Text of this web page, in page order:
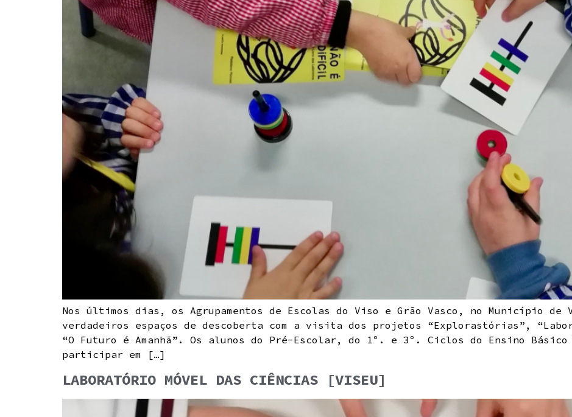
Nos últimos dias, os Agrupamentos de Escolas do Viso e Grão Vasco, no Município de
verdadeiros espaços de descoberta com a visita dos projetos “Explorastórias”,
“O Futuro é Amanhã”. Os alunos do Pré-Escolar, do 1º. e 3º. Ciclos do Ensino
participar em […]
LABORATÓRIO MÓVEL DAS CIÊNCIAS [VISEU]